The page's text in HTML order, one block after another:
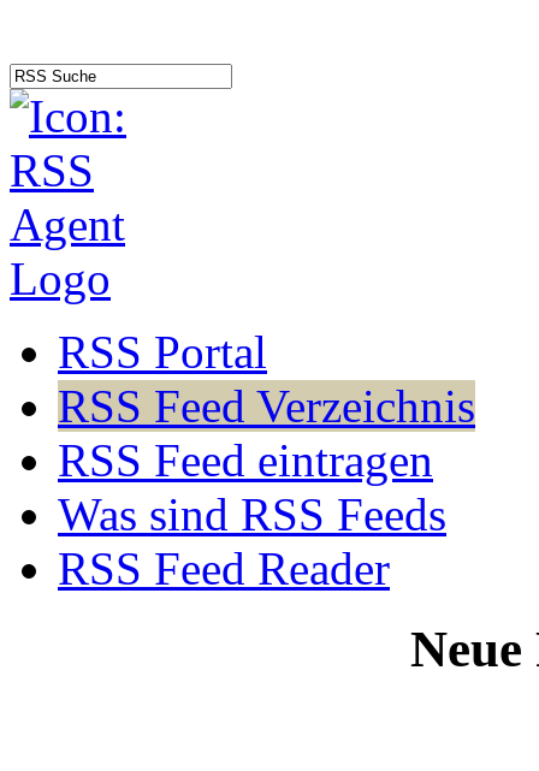
RSS Portal
RSS Feed Verzeichnis
RSS Feed eintragen
Was sind RSS Feeds
RSS Feed Reader
Neue